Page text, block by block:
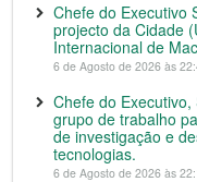
Chefe do Executivo
projecto da Cidade
Internacional de
6 de Agosto de 2026 às
Chefe do
grupo de trabalho
de investigação e
tecnologias.
6 de Agosto de 2026 às